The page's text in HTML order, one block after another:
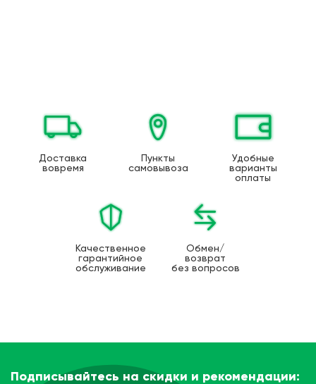
Доставка
вовремя
Пункты
самовывоза
Удобные
варианты
оплаты
Качественное
гарантийное
обслуживание
Обмен/
возврат
без вопросов
Подписывайтесь на скидки и рекомендации: